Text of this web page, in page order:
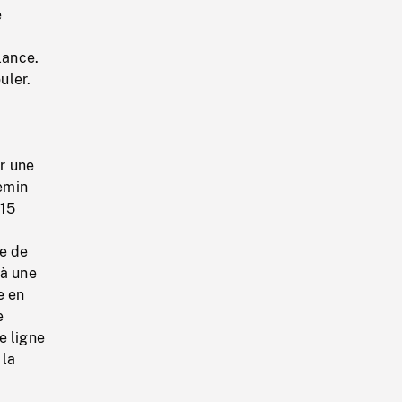
une
de
une
en
ligne